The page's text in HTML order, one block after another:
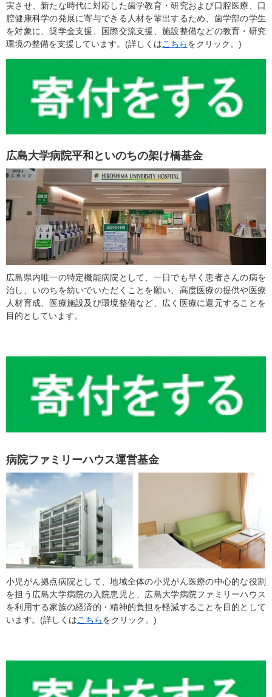
実させ、新たな時代に対応した歯学教育・研究および口腔医療、口
腔健康科学の発展に寄与できる人材を輩出するため、歯学部の学生
を対象に、奨学金支援、国際交流支援、施設整備などの教育・研究
環境の整備を支援しています。(詳しくはこちらをクリック。)
広島大学病院平和といのちの架け橋基金
広島県内唯一の特定機能病院として、一日でも早く患者さんの病を
治し、いのちを紡いでいただくことを願い、高度医療の提供や医療
人材育成、医療施設及び環境整備など、広く医療に還元することを
目的としています。
病院ファミリーハウス運営基金
小児がん拠点病院として、地域全体の小児がん医療の中心的な役割
を担う広島大学病院の入院患児と、広島大学病院ファミリーハウス
を利用する家族の経済的・精神的負担を軽減することを目的として
います。(詳しくはこちらをクリック。)